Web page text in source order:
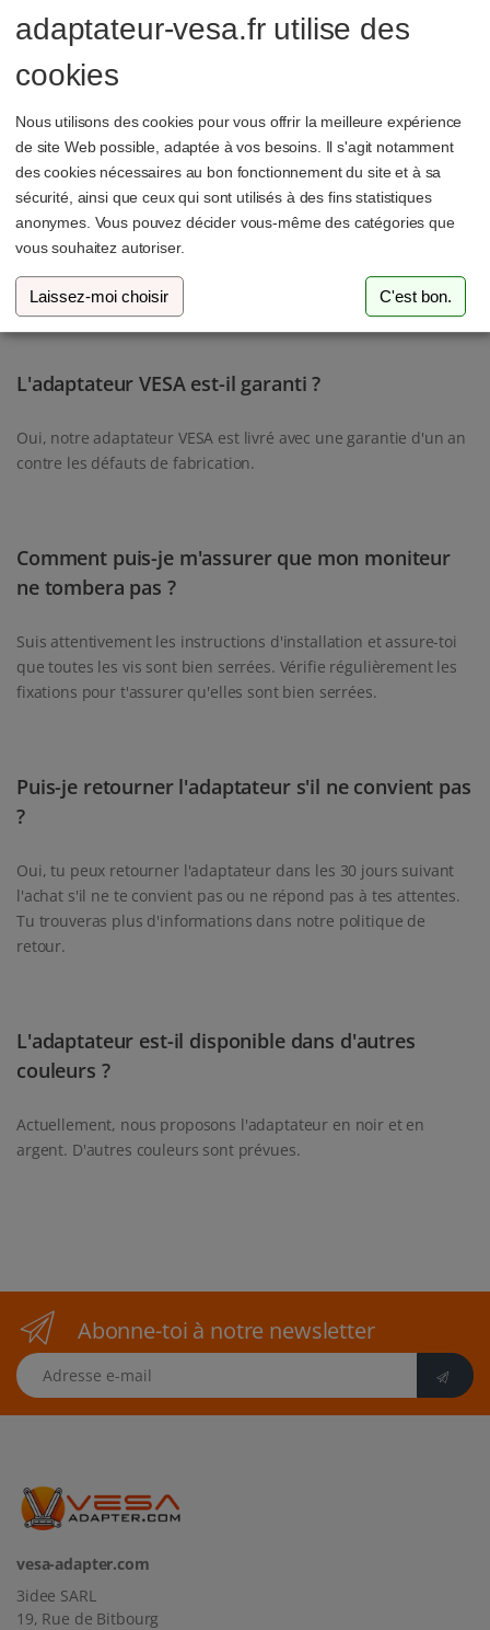
cruciforme pour l'installation. Tu trouveras plus de détails
dans les instructions jointes.
Puis-je fixer l'adaptateur sur un bras réglable en
hauteur ?
Oui, l'adaptateur est compatible avec la plupart des bras
75x75mm.
L'adaptateur VESA est-il garanti ?
Oui, notre adaptateur VESA est livré avec une garantie d'un an
contre les défauts de fabrication.
Comment puis-je m'assurer que mon moniteur
ne tombera pas ?
Suis attentivement les instructions d'installation et assure-toi
que toutes les vis sont bien serrées. Vérifie régulièrement les
fixations pour t'assurer qu'elles sont bien serrées.
Puis-je retourner l'adaptateur s'il ne convient pas
?
Oui, tu peux retourner l'adaptateur dans les 30 jours suivant
l'achat s'il ne te convient pas ou ne répond pas à tes attentes.
Tu trouveras plus d'informations dans notre politique de
retour.
L'adaptateur est-il disponible dans d'autres
couleurs ?
Actuellement, nous proposons l'adaptateur en noir et en
argent. D'autres couleurs sont prévues.
Abonne-toi à notre newsletter
Adresse e-mail
vesa-adapter.com
3idee SARL
19, Rue de Bitbourg
adaptateur-vesa.fr utilise des
cookies
Nous utilisons des cookies pour vous offrir la meilleure expérience
de site Web possible, adaptée à vos besoins. Il s'agit notamment
des cookies nécessaires au bon fonctionnement du site et à sa
sécurité, ainsi que ceux qui sont utilisés à des fins statistiques
anonymes. Vous pouvez décider vous-même des catégories que
vous souhaitez autoriser.
Laissez-moi choisir C'est bon.